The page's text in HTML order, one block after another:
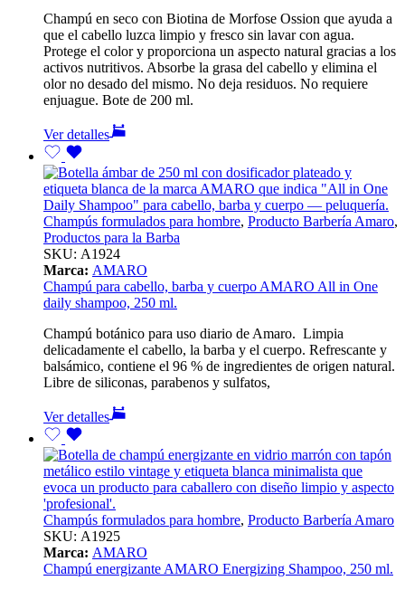
Champú en seco con Biotina de Morfose Ossion que ayuda a
que el cabello luzca limpio y fresco sin lavar con agua.
Protege el color y proporciona un aspecto natural gracias a los
activos nutritivos. Absorbe la grasa del cabello y elimina el
olor no desado del mismo. No deja residuos. No requiere
enjuague. Bote de 200 ml.
Ver detalles
Champús formulados para hombre, Producto Barbería Amaro,
Productos para la Barba
SKU: A1924
Marca: AMARO
Champú para cabello, barba y cuerpo AMARO All in One
daily shampoo, 250 ml.
Champú botánico para uso diario de Amaro. Limpia
delicadamente el cabello, la barba y el cuerpo. Refrescante y
balsámico, contiene el 96 % de ingredientes de origen natural.
Libre de siliconas, parabenos y sulfatos,
Ver detalles
Champús formulados para hombre, Producto Barbería Amaro
SKU: A1925
Marca: AMARO
Champú energizante AMARO Energizing Shampoo, 250 ml.